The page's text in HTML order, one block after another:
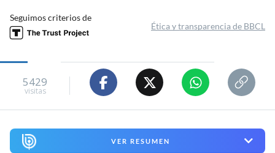
Seguimos criterios de
Ética y transparencia de BBCL
5429
visitas
VER RESUMEN